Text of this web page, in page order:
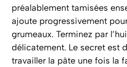
préalablement tamisées
ajoute progressivement
grumeaux. Terminez par
délicatement. Le secret est
travailler la pâte une fois la